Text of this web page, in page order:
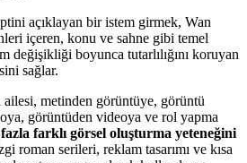
açıklayan bir istem girmek, Wan
içeren, konu ve sahne gibi temel
değişikliği boyunca tutarlılığını koruyan
sağlar.
metinden görüntüye, görüntü
görüntüden videoya ve rol yapma
farklı görsel oluşturma yeteneğini
roman serileri, reklam tasarımı ve kısa